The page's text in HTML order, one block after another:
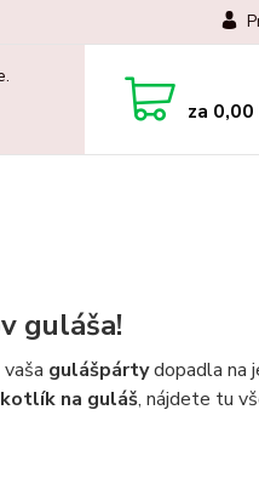
za 0,00
guláša!
gulášpártydopadla na
kotlík na guláš, nájdete tu